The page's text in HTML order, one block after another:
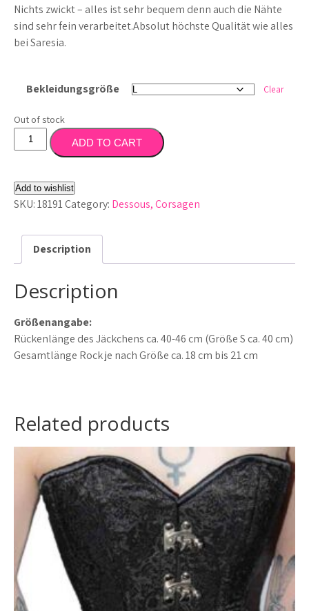
Nichts zwickt – alles ist sehr bequem denn auch die Nähte
sind sehr fein verarbeitet.Absolut höchste Qualität wie alles
bei Saresia.
Bekleidungsgröße Clear
Out of stock
Netz
Kombination
quantity
ADD TO CART
Add to wishlist
SKU:18191Category: Dessous, Corsagen
Description
Description
Größenangabe:
Rückenlänge des Jäckchens ca. 40-46 cm (Größe S ca. 40 cm)
Gesamtlänge Rock je nach Größe ca. 18 cm bis 21 cm
Related products